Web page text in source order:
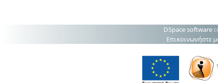
DSpace software
Επικοινωνήστε